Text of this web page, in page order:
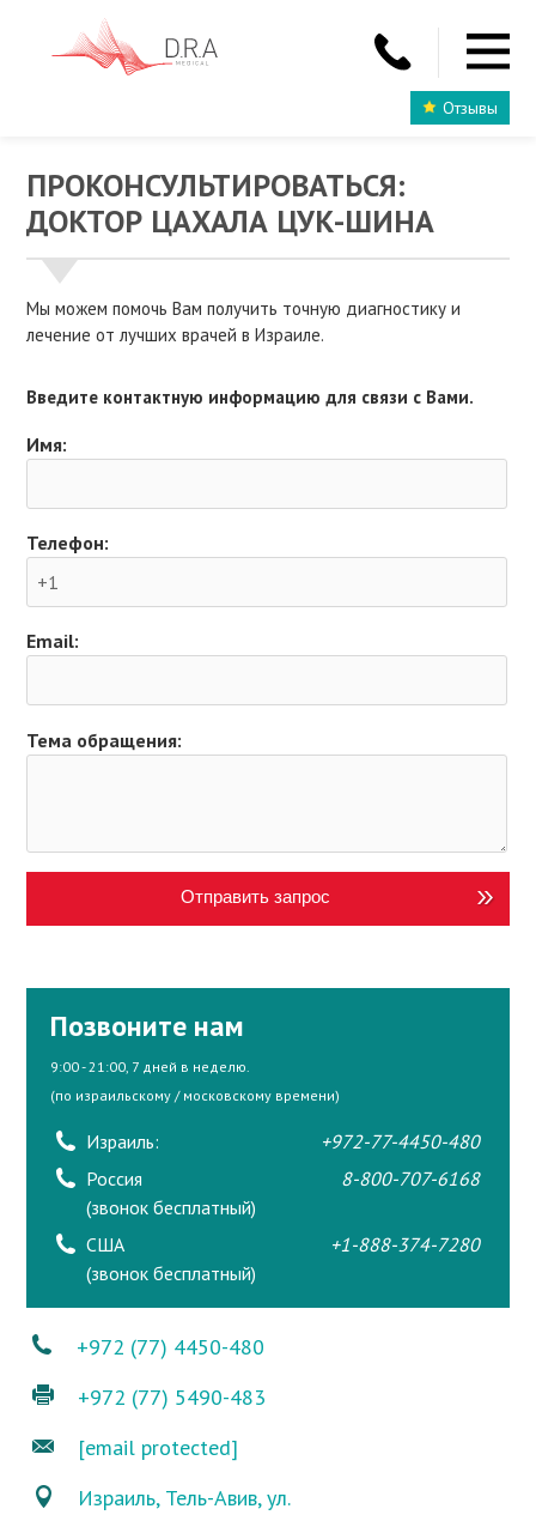
Отзывы
ПРОКОНСУЛЬТИРОВАТЬСЯ:
ДОКТОР ЦАХАЛА ЦУК-ШИНА
Мы можем помочь Вам получить точную диагностику и
лечение от лучших врачей в Израиле.
Введите контактную информацию для связи с Вами.
Имя:
Телефон:
Email:
Тема обращения:
Отправить запрос
Позвоните нам
9:00 - 21:00, 7 дней в неделю.
(по израильскому / московскому времени)
Израиль:
+972-77-4450-480
Россия
(звонок бесплатный)
8-800-707-6168
США
(звонок бесплатный)
+1-888-374-7280
+972 (77) 4450-480
+972 (77) 5490-483
[email protected]
Израиль, Тель-Авив, ул.